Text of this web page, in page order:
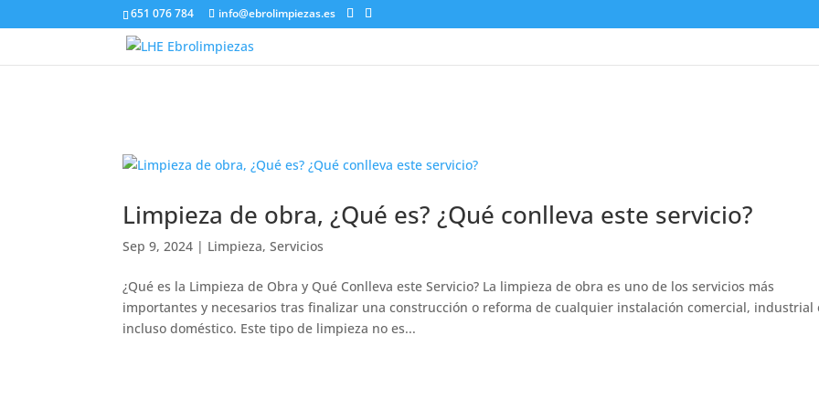
651 076 784 info@ebrolimpiezas.es
Limpieza de obra, ¿Qué es? ¿Qué conlleva este servicio?
Sep 9, 2024 | Limpieza,Servicios
¿Qué es la Limpieza de Obra y Qué Conlleva este Servicio? La limpieza de obra es uno de los servicios más
importantes y necesarios tras finalizar una construcción o reforma de cualquier instalación comercial, industrial
incluso doméstico. Este tipo de limpieza no es...